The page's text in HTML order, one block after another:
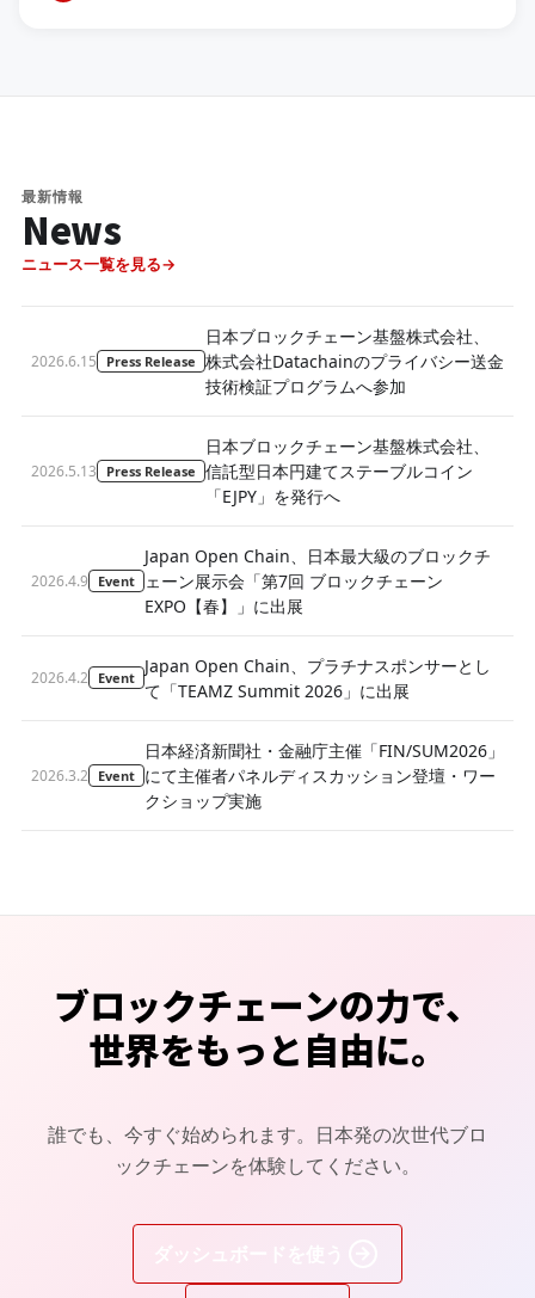
最新情報
News
ニュース一覧を見る
2026.6.15 Press Release
日本ブロックチェーン基盤株式会社、
株式会社Datachainのプライバシー送金
技術検証プログラムへ参加
2026.5.13 Press Release
日本ブロックチェーン基盤株式会社、
信託型日本円建てステーブルコイン
「EJPY」を発行へ
2026.4.9 Event
Japan Open Chain、日本最大級のブロックチ
ェーン展示会「第7回 ブロックチェーン
EXPO【春】」に出展
2026.4.2 Event
Japan Open Chain、プラチナスポンサーとし
て「TEAMZ Summit 2026」に出展
2026.3.2 Event
日本経済新聞社・金融庁主催「FIN/SUM2026」
にて主催者パネルディスカッション登壇・ワー
クショップ実施
ブロックチェーンの力で、
世界をもっと自由に。
誰でも、今すぐ始められます。日本発の次世代ブロ
ックチェーンを体験してください。